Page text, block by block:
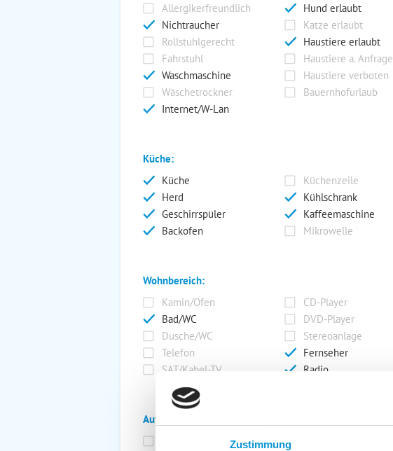
Zustimmung
Allergikerfreundlich
Hund erlaubt
Nichtraucher
Katze erlaubt
Rollstuhlgerecht
Haustiere erlaubt
Fahrstuhl
Haustiere a. Anfrage
Waschmaschine
Haustiere verboten
Wäschetrockner
Bauernhofurlaub
Internet/W-Lan
Küche:
Küche
Küchenzeile
Herd
Kühlschrank
Geschirrspüler
Kaffeemaschine
Backofen
Mikrowelle
Wohnbereich:
Kamin/Ofen
CD-Player
Bad/WC
DVD-Player
Dusche/WC
Stereoanlage
Telefon
Fernseher
SAT/Kabel-TV
Radio
Außenanlage:
Garten/Liegewiese